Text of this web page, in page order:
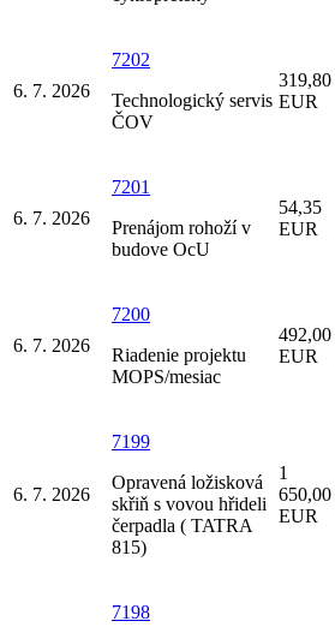
6. 7. 2026
7202
Technologický servis
ČOV
319,80
EUR
6. 7. 2026
7201
Prenájom rohoží v
budove OcU
54,35
EUR
6. 7. 2026
7200
Riadenie projektu
MOPS/mesiac
492,00
EUR
6. 7. 2026
7199
Opravená ložisková
skřiň s vovou hřideli
čerpadla ( TATRA
815)
1
650,00
EUR
7198